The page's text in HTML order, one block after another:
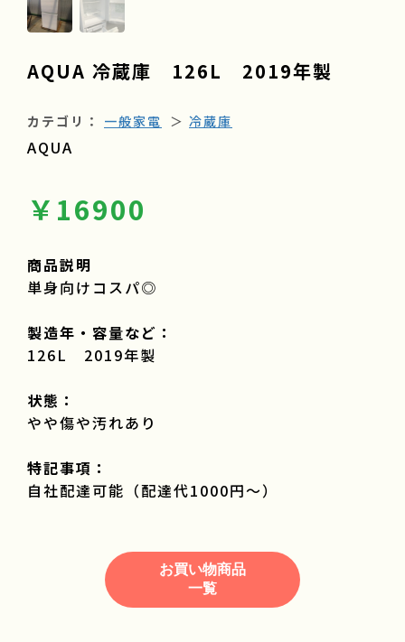
AQUA 冷蔵庫 126L 2019年製
カテゴリ： 一般家電 ＞ 冷蔵庫
AQUA
￥16900
商品説明
単身向けコスパ◎
製造年・容量など：
126L 2019年製
状態：
やや傷や汚れあり
特記事項：
自社配達可能（配達代1000円～）
お買い物商品
一覧